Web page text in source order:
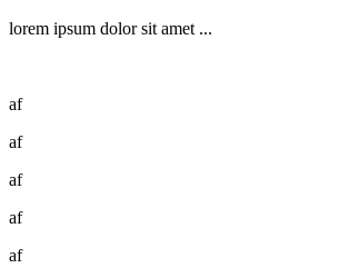
lorem ipsum dolor sit amet ...
af
af
af
af
af